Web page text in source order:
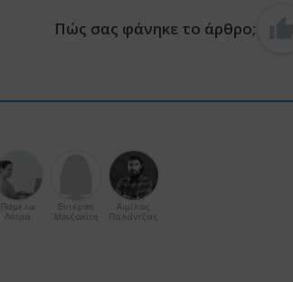
Πώς σας φάνηκε το άρθρο;
Πάμελα
Λύτρα
Ευτέρπη
Μουζακίτη
Αιμίλιος
Παλάντζας